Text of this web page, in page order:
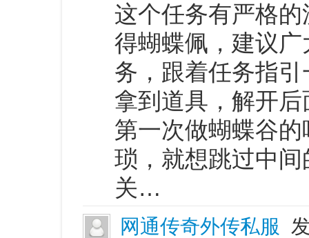
这个任务有严格
得蝴蝶佩，建议
务，跟着任务指
拿到道具，解开
第一次做蝴蝶谷
琐，就想跳过中
关…
网通传奇外传私服